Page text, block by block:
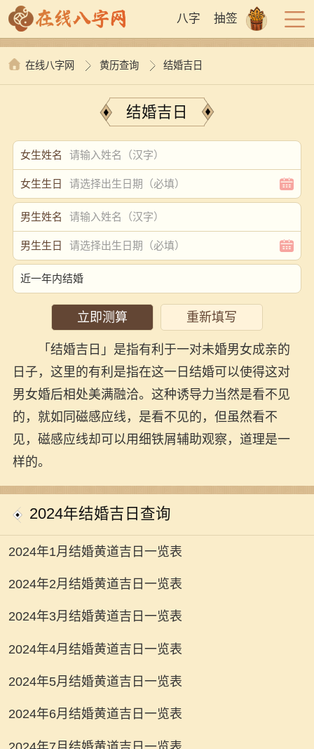
八字 抽签
在线八字网 黄历查询 结婚吉日
结婚吉日
女生姓名
女生生日
男生姓名
男生生日
立即测算 重新填写
「结婚吉日」是指有利于一对未婚男女成亲的
日子，这里的有利是指在这一日结婚可以使得这对
男女婚后相处美满融洽。这种诱导力当然是看不见
的，就如同磁感应线，是看不见的，但虽然看不
见，磁感应线却可以用细铁屑辅助观察，道理是一
样的。
2024年结婚吉日查询
2024年1月结婚黄道吉日一览表
2024年2月结婚黄道吉日一览表
2024年3月结婚黄道吉日一览表
2024年4月结婚黄道吉日一览表
2024年5月结婚黄道吉日一览表
2024年6月结婚黄道吉日一览表